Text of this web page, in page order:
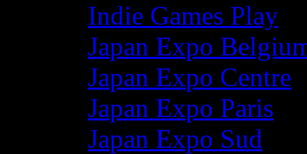
Indie Games Play
Japan Expo
Japan Expo Centre
Japan Expo Paris
Japan Expo Sud